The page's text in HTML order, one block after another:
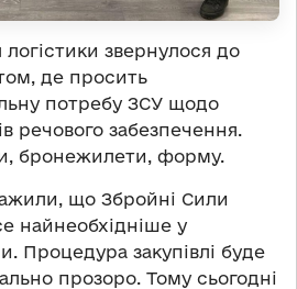
звернулося до
де просить
потребу ЗСУ щодо
речового забезпечення.
бронежилети, форму.
що Збройні Сили
найнеобхідніше у
Процедура закупівлі буде
прозоро. Тому сьогодні